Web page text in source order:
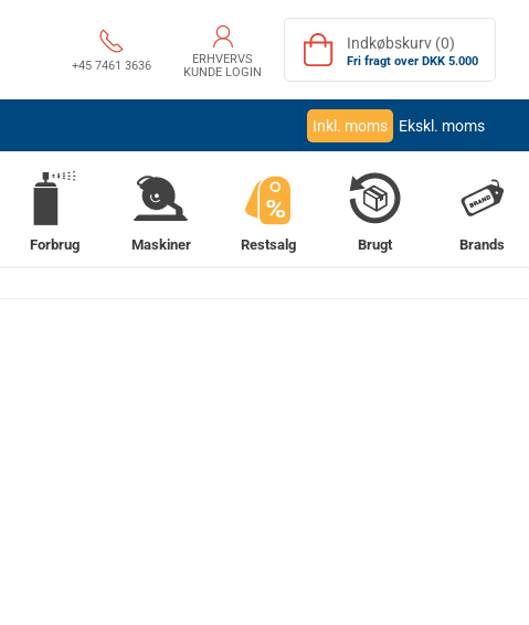
+45 7461 3636
ERHVERVS
KUNDE LOGIN
Indkøbskurv (0)
Fri fragt over DKK 5.000
Inkl. moms Ekskl. moms
Forbrug Maskiner
%
Restsalg Brugt Brands